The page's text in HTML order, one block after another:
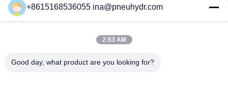
SM1SP de ééndelige Maat van de Verbindings Vloeibare Druk
met Geplooid Geval
63B / L van de de Drukmaat van de 2,5 Duimvloeistof Gevuld
+8615168536055 ina@pneuhydr.com
2:53 AM
Good day, what product are you looking for?